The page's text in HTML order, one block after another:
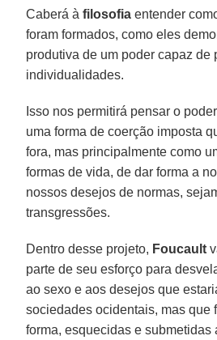
Caberá àfilosofia entender
foram formados, como eles
produtiva de um poder capaz de
individualidades.
Isso nos permitirá pensar o
uma forma de coerção imposta
fora, mas principalmente como
formas de vida, de dar forma a
nossos desejos de normas,
transgressões.
Dentro desse projeto, Foucault
parte de seu esforço para
ao sexo e aos desejos que
sociedades ocidentais, mas que
forma, esquecidas e submetidas